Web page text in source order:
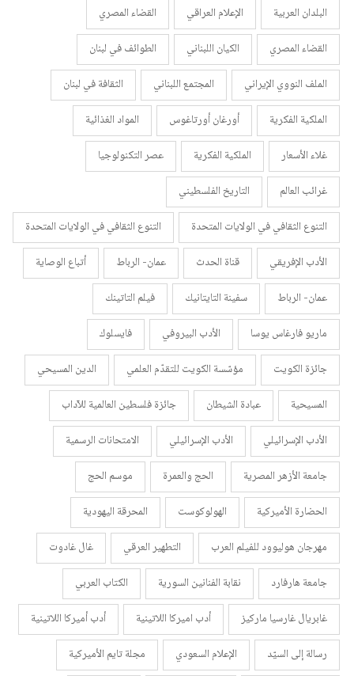
البلدان العربية
الإعلام العراقي
القضاء المصري
القضاء المصري
الكيان اللبناني
الطوائف في لبنان
الملف النووي الإيراني
المجتمع اللبناني
الثقافة في لبنان
الملكية الفكرية
أورغان أورتاغوس
المواد الغذائية
غلاء الأسعار
الملكية الفكرية
عصر التكنولوجيا
غرائب العالم
التاريخ الفلسطيني
التنوع الثقافي في الولايات المتحدة
التنوع الثقافي في الولايات المتحدة
الأدب الإفريقي
قناة الحدث عمان- الرباط
أتباع الوصاية
عمان- الرباط
سفينة التايتانيك
فيلم التاتينك
ماريو فارغاس يوسا
الأدب البيروفي
فايسلوك
جائزة الكويت
مؤسّسة الكويت للتقدّم العلمي
الدين المسيحي
المسيحية
عبادة الشيطان
جائزة فلسطين العالمية للآداب
الأدب الإسرائيلي
الأدب الإسرائيلي
الامتحانات الرسمية
جامعة الأزهر المصرية
الحج والعمرة
موسم الحج
الحضارة الأميركية
الهولوكوست
المحرقة اليهودية
مهرجان هوليوود للفيلم العرب
التطهير العرقي
غال غادوت
جامعة هارفارد
نقابة الفنانين السورية
الكتاب العربي
غابريال غارسيا ماركيز
أدب اميركا اللاتينية
أدب أميركا اللاتينية
رسالة إلى السيّد
الإعلام السعودي
مجلة تايم الأميركية